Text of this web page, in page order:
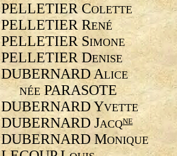
PELLETIER COLETTE
PELLETIER RENÉ
PELLETIER SIMONE
PELLETIER DENISE
DUBERNARD ALICE
NÉE PARASOTE
DUBERNARD YVETTE
DUBERNARD JACQNE
DUBERNARD MONIQUE